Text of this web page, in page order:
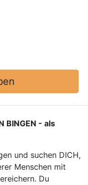
BINGEN - als
und suchen DICH,
Menschen mit
Du